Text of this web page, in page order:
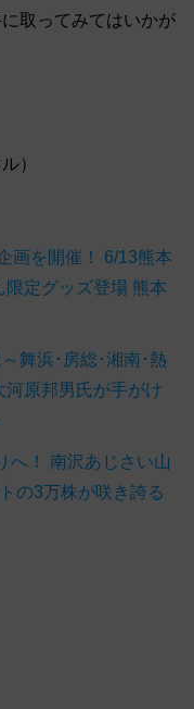
取ってみてはいかが
）
画を開催！ 6/13熊本
定グッズ登場 熊本
舞浜･房総･湘南･熱
原邦男氏が手がけ
へ！ 南沢あじさい山
の3万株が咲き誇る